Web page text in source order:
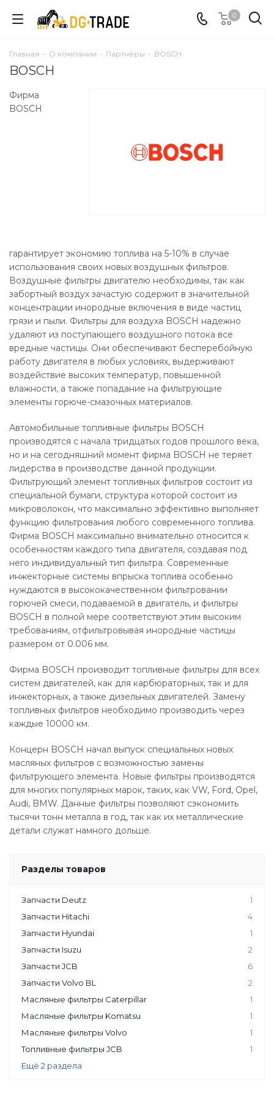
0
Главная - О компании - Партнёры - BOSCH
BOSCH
Фирма
BOSCH
гарантирует экономию топлива на 5-10% в случае
использования своих новых воздушных фильтров.
Воздушные фильтры двигателю необходимы, так как
забортный воздух зачастую содержит в значительной
концентрации инородные включения в виде частиц
грязи и пыли. Фильтры для воздуха BOSCH надежно
удаляют из поступающего воздушного потока все
вредные частицы. Они обеспечивают бесперебойную
работу двигателя в любых условиях, выдерживают
воздействие высоких температур, повышенной
влажности, а также попадание на фильтрующие
элементы горюче-смазочных материалов.
Автомобильные топливные фильтры BOSCH
производятся с начала тридцатых годов прошлого века,
но и на сегодняшний момент фирма BOSCH не теряет
лидерства в производстве данной продукции.
Фильтрующий элемент топливных фильтров состоит из
специальной бумаги, структура которой состоит из
микроволокон, что максимально эффективно выполняет
функцию фильтрования любого современного топлива.
Фирма BOSCH максимально внимательно относится к
особенностям каждого типа двигателя, создавая под
него индивидуальный тип фильтра. Современные
инжекторные системы впрыска топлива особенно
нуждаются в высококачественном фильтровании
горючей смеси, подаваемой в двигатель, и фильтры
BOSCH в полной мере соответствуют этим высоким
требованиям, отфильтровывая инородные частицы
размером от 0.006 мм.
Фирма BOSCH производит топливные фильтры для всех
систем двигателей, как для карбюраторных, так и для
инжекторных, а также дизельных двигателей. Замену
топливных фильтров необходимо производить через
каждые 10000 км.
Концерн BOSCH начал выпуск специальных новых
масляных фильтров с возможностью замены
фильтрующего элемента. Новые фильтры производятся
для многих популярных марок, таких, как VW, Ford, Opel,
Audi, BMW. Данные фильтры позволяют сэкономить
тысячи тонн металла в год, так как их металлические
детали служат намного дольше.
Разделы товаров
Запчасти Deutz
1
Запчасти Hitachi
4
Запчасти Hyundai
1
Запчасти Isuzu
2
Запчасти JCB
6
Запчасти Volvo BL
2
Масляные фильтры Caterpillar
1
Масляные фильтры Komatsu
1
Масляные фильтры Volvo
1
Топливные фильтры JCB
1
Ещё 2 раздела